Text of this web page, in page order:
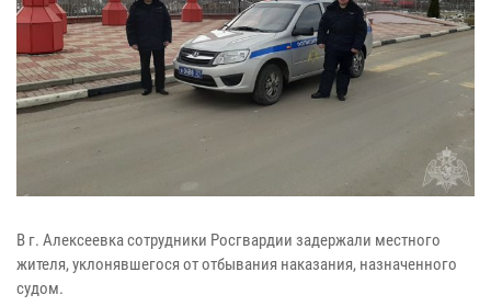
В г. Алексеевка сотрудники Росгвардии задержали местного
жителя, уклонявшегося от отбывания наказания, назначенного
судом.